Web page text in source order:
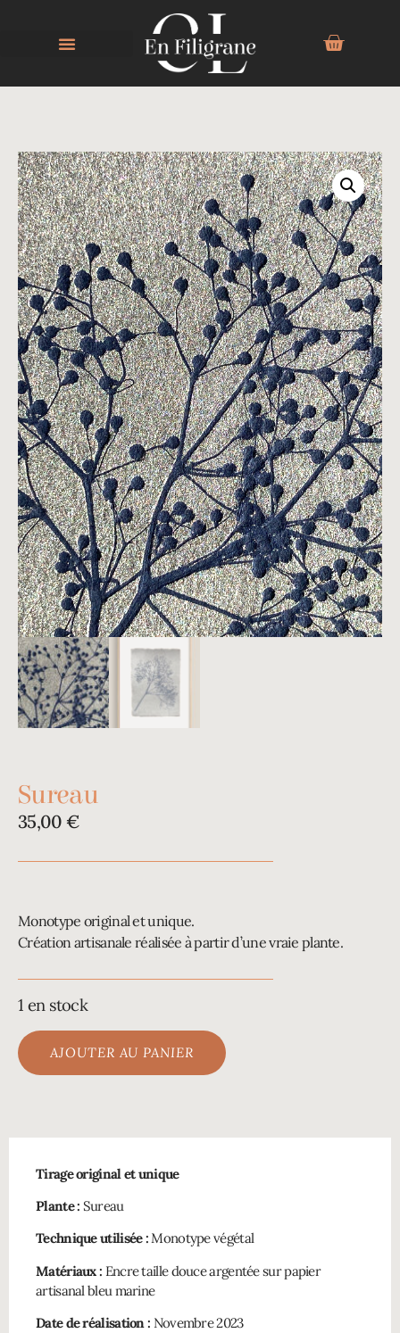
Sureau
35,00 €
Monotype original et unique.
Création artisanale réalisée à partir d’une vraie plante.
1 en stock
AJOUTER AU PANIER
Tirage original et unique
Plante : Sureau
Technique utilisée :Monotype végétal
Matériaux : Encre taille douce argentée sur papier
artisanal bleu marine
Date de réalisation : Novembre 2023